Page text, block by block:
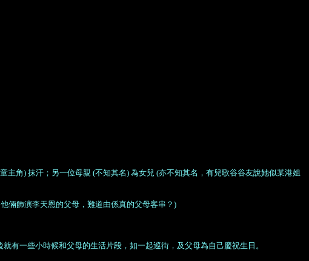
主角) 抹汗；另一位母親 (不知其名) 為女兒 (亦不知其名，有兒歌谷谷友說她似某港姐
倆飾演李天恩的父母，難道由係真的父母客串？)
有一些小時候和父母的生活片段，如一起巡街，及父母為自己慶祝生日。